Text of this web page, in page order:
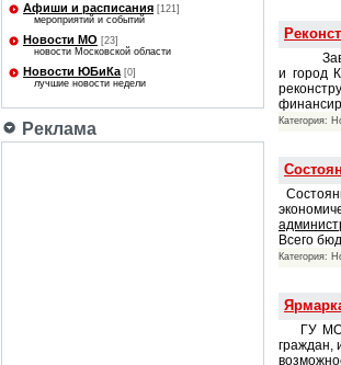
Афиши и расписания [121]
мероприятий и событий
Новости МО [23]
новости Московской области
Новости ЮБиКа [0]
лучшие новости недели
Реклама
и город
Категория:
Всего
Категория:
ГУ МО
граждан,